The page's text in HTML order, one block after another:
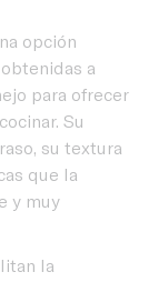
opción
a
para ofrecer
Su
su textura
que la
y muy
la